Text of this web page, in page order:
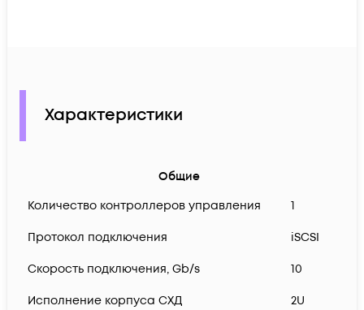
Характеристики
Общие
Количество контроллеров управления
1
Протокол подключения iSCSI
Скорость подключения, Gb/s 10
Исполнение корпуса СХД 2U